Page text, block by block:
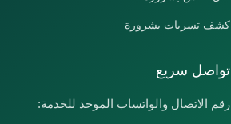
كشف تسربات بشرورة
تواصل سريع
رقم الاتصال والواتساب الموحد للخدمة: